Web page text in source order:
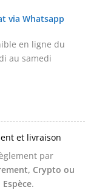
via Whatsapp
en ligne du
au samedi
et livraison
par
Crypto ou
Espèce.